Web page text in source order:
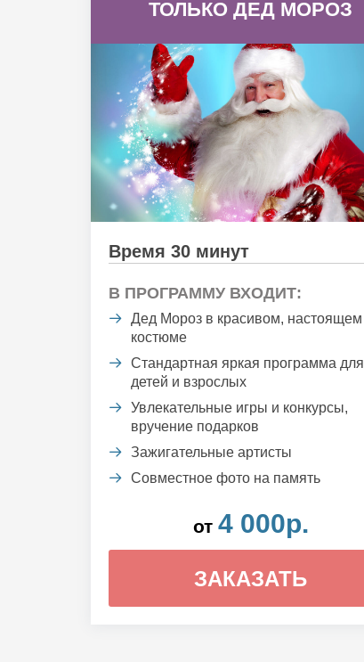
ТОЛЬКО ДЕД МОРОЗ
Время 30 минут
В ПРОГРАММУ ВХОДИТ:
Дед Мороз в красивом, настоящем
костюме
Стандартная яркая программа для
детей и взрослых
Увлекательные игры и конкурсы,
вручение подарков
Зажигательные артисты
Совместное фото на память
от 4 000р.
ЗАКАЗАТЬ